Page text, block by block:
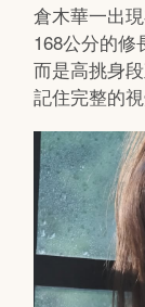
倉木華一出
168公分的修
而是高挑身
記住完整的視